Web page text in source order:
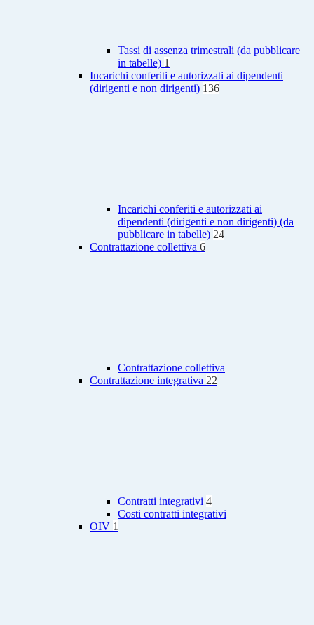
Tassi di assenza trimestrali (da pubblicare
in tabelle) 1
Incarichi conferiti e autorizzati ai dipendenti
(dirigenti e non dirigenti) 136
Incarichi conferiti e autorizzati ai
dipendenti (dirigenti e non dirigenti) (da
pubblicare in tabelle) 24
Contrattazione collettiva 6
Contrattazione collettiva
Contrattazione integrativa 22
Contratti integrativi 4
Costi contratti integrativi
OIV 1